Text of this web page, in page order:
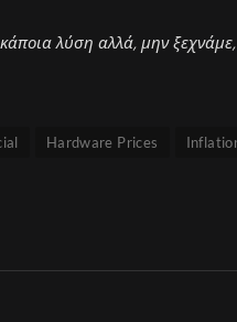
λύση αλλά, μην
Hardware Prices